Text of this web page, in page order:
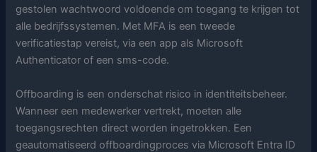
gestolen wachtwoord voldoende om toegang te krijgen tot
alle bedrijfssystemen. Met MFA is een tweede
verificatiestap vereist, via een app als Microsoft
Authenticator of een sms-code.
Offboarding is een onderschat risico in identiteitsbeheer.
Wanneer een medewerker vertrekt, moeten alle
toegangsrechten direct worden ingetrokken. Een
geautomatiseerd offboardingproces via Microsoft Entra ID